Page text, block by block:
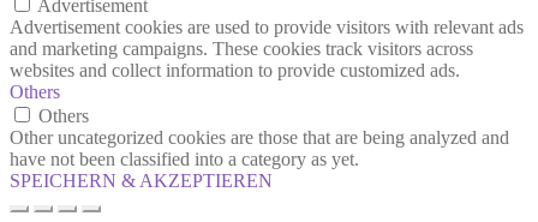
Advertisement
Advertisement cookies are used to provide visitors with relevant ads
and marketing campaigns. These cookies track visitors across
websites and collect information to provide customized ads.
Others
Others
Other uncategorized cookies are those that are being analyzed and
have not been classified into a category as yet.
SPEICHERN & AKZEPTIEREN